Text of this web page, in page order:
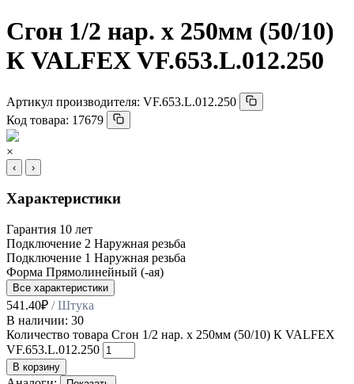
Сгон 1/2 нар. х 250мм (50/10)
К VALFEX VF.653.L.012.250
Артикул производителя: VF.653.L.012.250
Код товара: 17679
×
‹ ›
Характеристики
Гарантия 10 лет
Подключение 2 Наружная резьба
Подключение 1 Наружная резьба
Форма Прямолинейный (-ая)
Все характеристики
541.40₽ / Штука
В наличии: 30
Количество товара Сгон 1/2 нар. х 250мм (50/10) К VALFEX
VF.653.L.012.250
В корзину